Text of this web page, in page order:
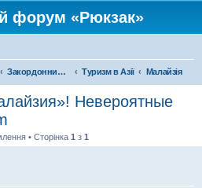
форум «Рюкзак»
Закордонний туризм Туризм в Азії Малайзія
Невероятные
• Сторінка 1 з 1